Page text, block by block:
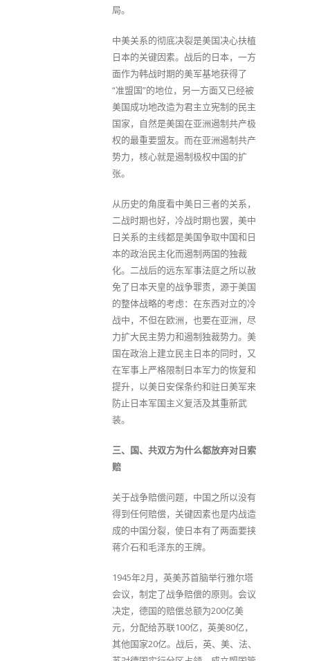
局。
中美关系的彻底决裂是美国决心扶植
日本的关键因素。战后的日本，一方
面作为韩战时期的美军基地获得了
“准盟国”的地位，另一方面又已经被
美国成功地改造为君主立宪制的民主
国家，自然是美国在亚洲遏制共产极
权的最重要盟友。而在亚洲遏制共产
势力，核心就是遏制极权中国的扩
张。
从历史的角度看中美日三者的关系，
二战时期也好，冷战时期也罢，美中
日关系的主线都是美国争取中国和日
本的政治民主化而遏制两国的独裁
化。二战后的远东军事法庭之所以赦
免了日本天皇的战争罪责，源于美国
的整体战略的考虑：在东西对立的冷
战中，不但在欧洲，也要在亚洲，尽
力扩大民主势力和遏制独裁势力。美
国在政治上建立民主日本的同时，又
在军事上严格限制日本军力的恢复和
提升，以美日安保条约和驻日美军来
防止日本军国主义复活及其重新武
装。
三、国、共双方为什么都放弃对日索
赔
关于战争赔偿问题，中国之所以没有
得到任何赔偿，关键因素也是内战造
成的中国分裂，使日本有了两面要挟
蒋介石和毛泽东的王牌。
1945年2月，英美苏首脑举行雅尔塔
会议，制定了战争赔偿的原则。会议
决定，德国的赔偿总额为200亿美
元，分配给苏联100亿，英美80亿，
其他国家20亿。战后，英、美、法、